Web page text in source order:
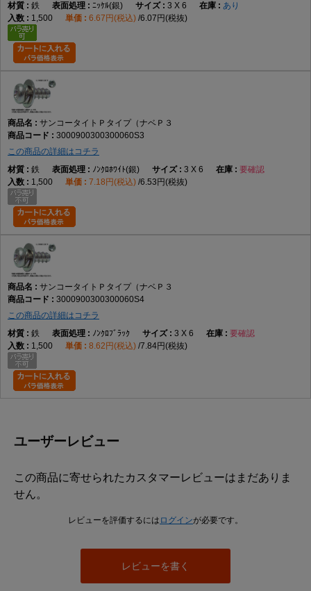
鉄
ﾆｯｹﾙ(銀) 3 X 6
あり
1,500
6.67円(税込) 6.07円(税抜)
サンコータイトＰタイプ（ナベＰ３
3000900300300060S3
この商品の詳細はコチラ
鉄
ﾉﾝｸﾛﾎﾜｲﾄ(銀) 3 X 6
要確認
1,500
7.18円(税込) 6.53円(税抜)
サンコータイトＰタイプ（ナベＰ３
3000900300300060S4
この商品の詳細はコチラ
鉄
ﾉﾝｸﾛﾌﾞﾗｯｸ 3 X 6
要確認
1,500
8.62円(税込) 7.84円(税抜)
ユーザーレビュー
この商品に寄せられたカスタマーレビューはまだありま
せん。
レビューを評価するには ログインが必要です。
レビューを書く